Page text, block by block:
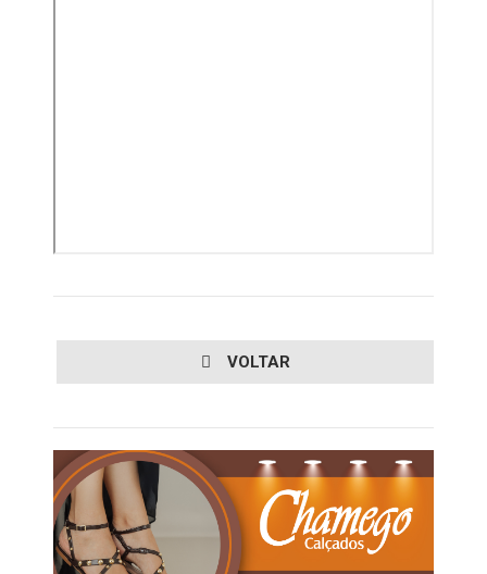
VOLTAR